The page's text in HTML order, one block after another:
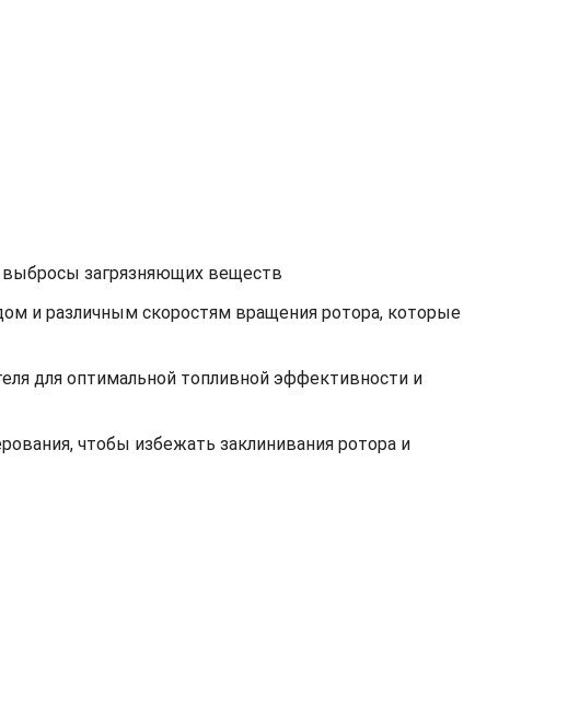
выбросы загрязняющих веществ
и различным скоростям вращения ротора, которые
для оптимальной топливной эффективности и
чтобы избежать заклинивания ротора и